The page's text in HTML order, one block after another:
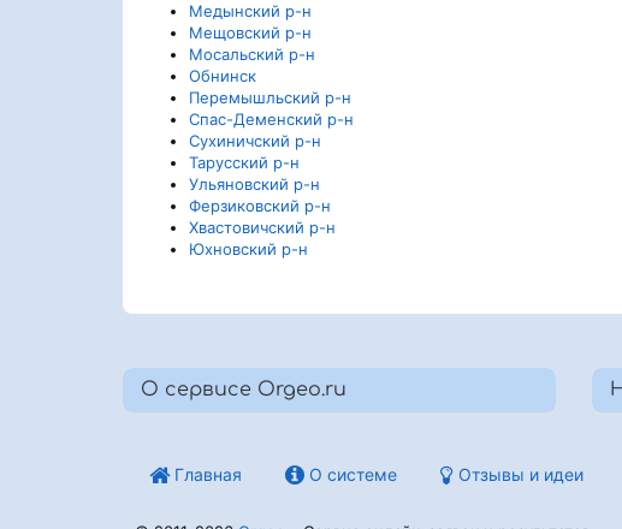
Медынский р-н
Мещовский р-н
Мосальский р-н
Обнинск
Перемышльский р-н
Спас-Деменский р-н
Сухиничский р-н
Тарусский р-н
Ульяновский р-н
Ферзиковский р-н
Хвастовичский р-н
Юхновский р-н
О сервисе Orgeo.ru
Главная О системе Отзывы и идеи